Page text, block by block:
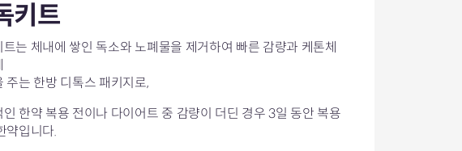
키트
트는 체내에 쌓인 독소와 노폐물을 제거하여 빠른 감량과 케톤체
주는 한방 디톡스 패키지로,
인 한약 복용 전이나 다이어트 중 감량이 더딘 경우 3일 동안 복용
약입니다.